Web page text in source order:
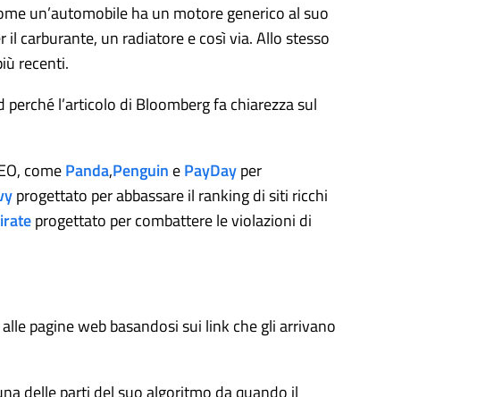
un’automobile ha un motore generico al suo
carburante, un radiatore e così via. Allo stesso
recenti.
l’articolo di Bloomberg fa chiarezza sul
comePanda,Penguin ePayDayper
progettato per abbassare il ranking di siti ricchi
progettato per combattere le violazioni di
pagine web basandosi sui link che gli arrivano
delle parti del suo algoritmo da quando il